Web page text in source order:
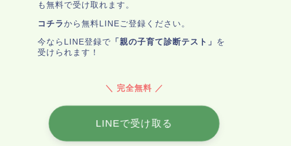
も無料で受け取れます。
コチラ から無料LINEご登録ください。
今ならLINE登録で 「親の子育て診断テスト」 を
受けられます！
＼ 完全無料 ／
LINEで受け取る